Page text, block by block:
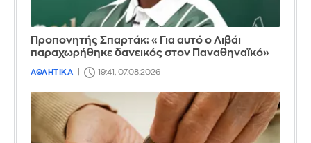
Προπονητής Σπαρτάκ: «Για αυτό ο Λιβάι
παραχωρήθηκε δανεικός στον Παναθηναϊκό»
ΑΘΛΗΤΙΚΑ 19:41, 07.08.2026